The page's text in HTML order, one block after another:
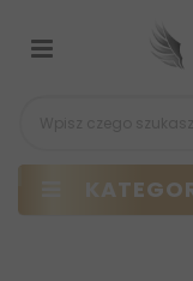
Przełącz
nawigacji